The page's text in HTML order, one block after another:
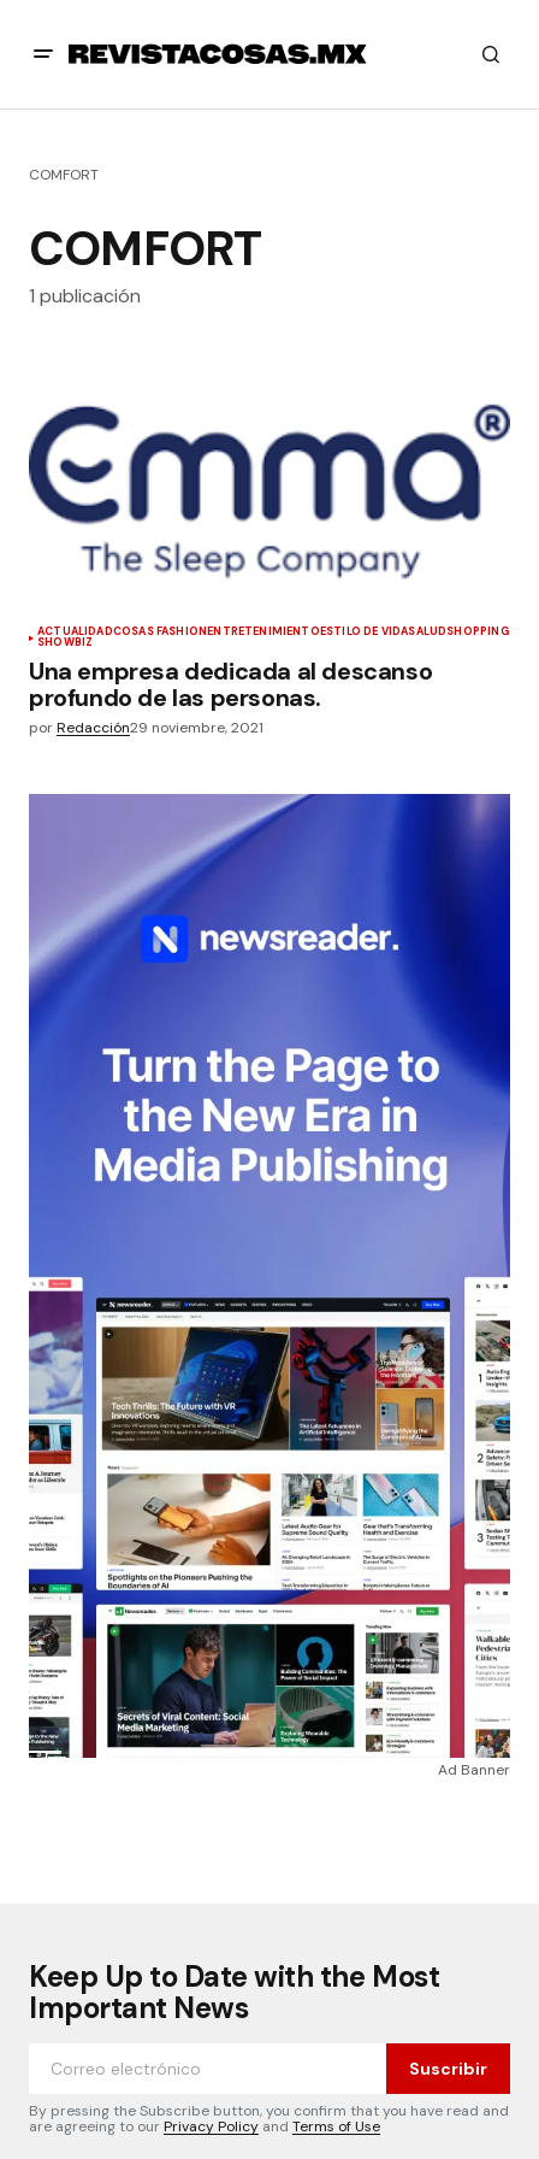
COMFORT
COMFORT
1 publicación
ACTUALIDADCOSAS FASHIONENTRETENIMIENTOESTILO DE VIDASALUDSHOPPING
SHOWBIZ
Una empresa dedicada al descanso
profundo de las personas.
porRedacción29 noviembre, 2021
Ad Banner
Keep Up to Date with the Most
Important News
Suscribir
By pressing the Subscribe button, you confirm that you have read and
are agreeing to ourPrivacy Policy and Terms of Use